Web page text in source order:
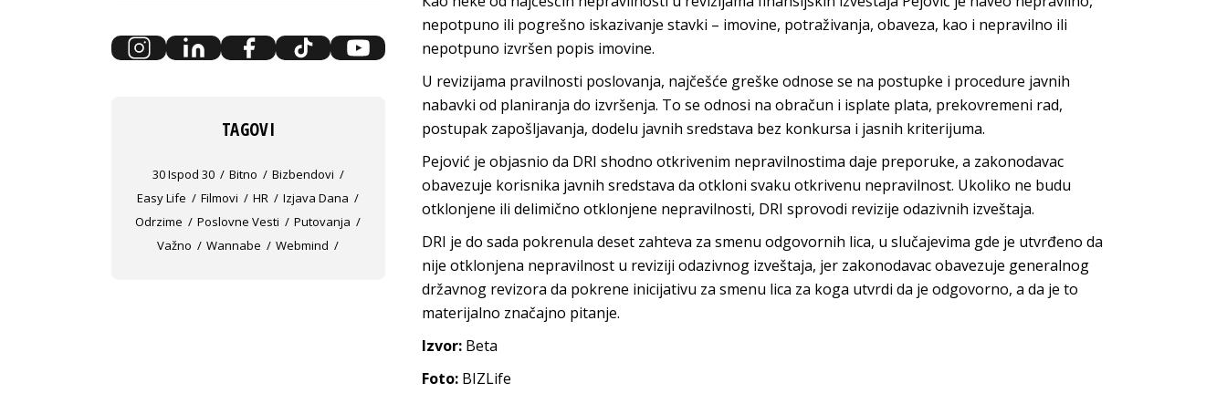
nepotpuno ili pogrešno iskazivanje stavki – imovine, potraživanja, obaveza, kao i nepravilno ili
nepotpuno izvršen popis imovine.
U revizijama pravilnosti poslovanja, najčešće greške odnose se na postupke i procedure javnih
nabavki od planiranja do izvršenja. To se odnosi na obračun i isplate plata, prekovremeni rad,
postupak zapošljavanja, dodelu javnih sredstava bez konkursa i jasnih kriterijuma.
Pejović je objasnio da DRI shodno otkrivenim nepravilnostima daje preporuke, a zakonodavac
obavezuje korisnika javnih sredstava da otkloni svaku otkrivenu nepravilnost. Ukoliko ne budu
otklonjene ili delimično otklonjene nepravilnosti, DRI sprovodi revizije odazivnih izveštaja.
DRI je do sada pokrenula deset zahteva za smenu odgovornih lica, u slučajevima gde je utvrđeno da
nije otklonjena nepravilnost u reviziji odazivnog izveštaja, jer zakonodavac obavezuje generalnog
državnog revizora da pokrene inicijativu za smenu lica za koga utvrdi da je odgovorno, a da je to
materijalno značajno pitanje.
Izvor: Beta
Foto: BIZLife
TAGOVI
30 Ispod 30 Bitno
Bizbendovi
Easy Life
Filmovi HR
Izjava Dana
Odrzime
Poslovne Vesti
Putovanja
Važno
Wannabe Webmind